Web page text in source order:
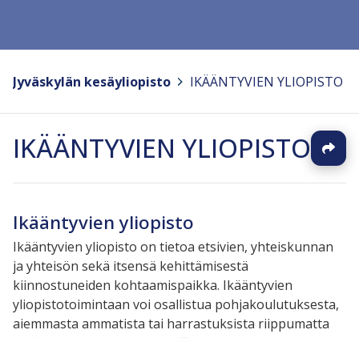
Jyväskylän kesäyliopisto IKÄÄNTYVIEN YLIOPISTO
IKÄÄNTYVIEN YLIOPISTO
Ikääntyvien yliopisto
Ikääntyvien yliopisto on tietoa etsivien, yhteiskunnan
ja yhteisön sekä itsensä kehittämisestä
kiinnostuneiden kohtaamispaikka. Ikääntyvien
yliopistotoimintaan voi osallistua pohjakoulutuksesta,
aiemmasta ammatista tai harrastuksista riippumatta